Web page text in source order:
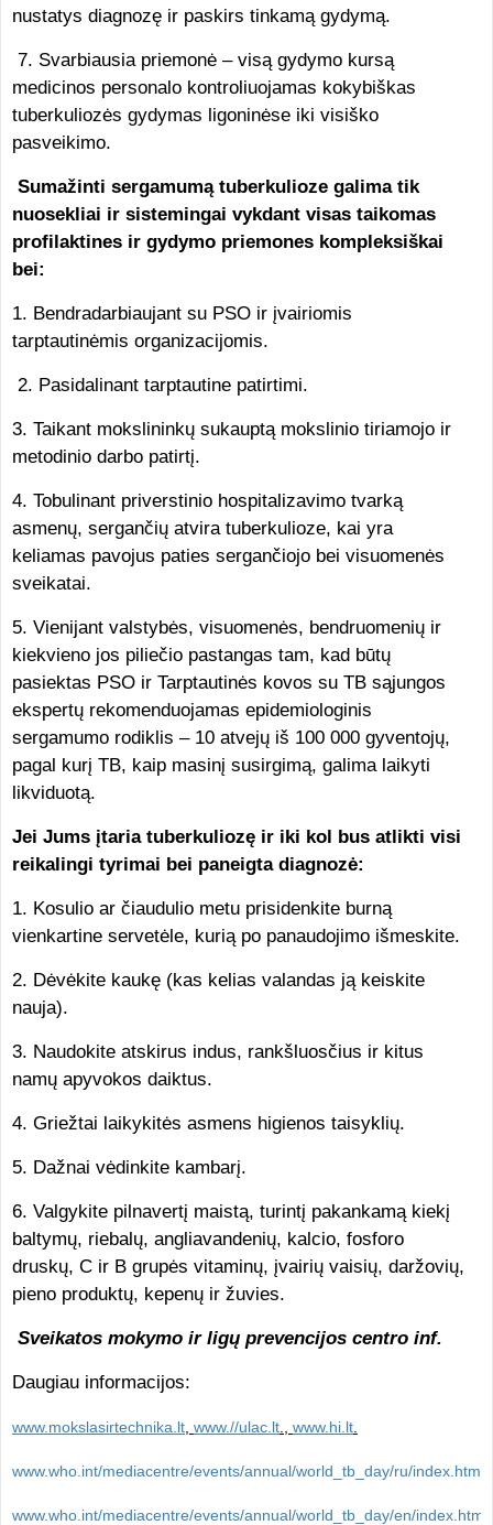
nustatys diagnozę ir paskirs tinkamą gydymą.
7. Svarbiausia priemonė – visą gydymo kursą
medicinos personalo kontroliuojamas kokybiškas
tuberkuliozės gydymas ligoninėse iki visiško
pasveikimo.
Sumažinti sergamumą tuberkulioze galima tik
nuosekliai ir sistemingai vykdant visas taikomas
profilaktines ir gydymo priemones kompleksiškai
bei:
1. Bendradarbiaujant su PSO ir įvairiomis
tarptautinėmis organizacijomis.
2. Pasidalinant tarptautine patirtimi.
3. Taikant mokslininkų sukauptą mokslinio tiriamojo ir
metodinio darbo patirtį.
4. Tobulinant priverstinio hospitalizavimo tvarką
asmenų, sergančių atvira tuberkulioze, kai yra
keliamas pavojus paties sergančiojo bei visuomenės
sveikatai.
5. Vienijant valstybės, visuomenės, bendruomenių ir
kiekvieno jos piliečio pastangas tam, kad būtų
pasiektas PSO ir Tarptautinės kovos su TB sąjungos
ekspertų rekomenduojamas epidemiologinis
sergamumo rodiklis – 10 atvejų iš 100 000 gyventojų,
pagal kurį TB, kaip masinį susirgimą, galima laikyti
likviduotą.
Jei Jums įtaria tuberkuliozę ir iki kol bus atlikti visi
reikalingi tyrimai bei paneigta diagnozė:
1. Kosulio ar čiaudulio metu prisidenkite burną
vienkartine servetėle, kurią po panaudojimo išmeskite.
2. Dėvėkite kaukę (kas kelias valandas ją keiskite
nauja).
3. Naudokite atskirus indus, rankšluosčius ir kitus
namų apyvokos daiktus.
4. Griežtai laikykitės asmens higienos taisyklių.
5. Dažnai vėdinkite kambarį.
6. Valgykite pilnavertį maistą, turintį pakankamą kiekį
baltymų, riebalų, angliavandenių, kalcio, fosforo
druskų, C ir B grupės vitaminų, įvairių vaisių, daržovių,
pieno produktų, kepenų ir žuvies.
Sveikatos mokymo ir ligų prevencijos centro inf.
Daugiau informacijos:
www.mokslasirtechnika.lt, www.//ulac.lt., www.hi.lt.
www.who.int/mediacentre/events/annual/world_tb_day/ru/index.html
www.who.int/mediacentre/events/annual/world_tb_day/en/index.html